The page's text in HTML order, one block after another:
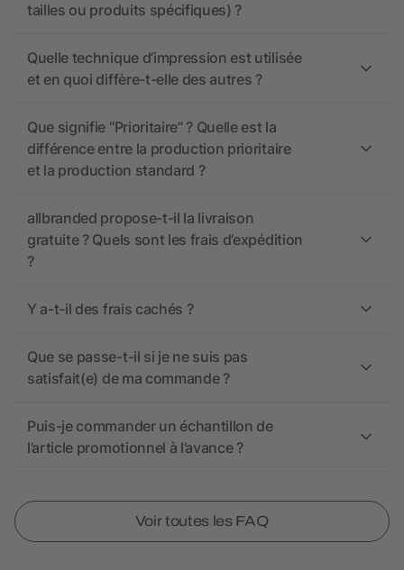
tailles ou produits spécifiques) ?
Quelle technique d’impression est utilisée
et en quoi diffère-t-elle des autres ?
Que signifie “Prioritaire” ? Quelle est la
différence entre la production prioritaire
et la production standard ?
allbranded propose-t-il la livraison
gratuite ? Quels sont les frais d’expédition
?
Y a-t-il des frais cachés ?
Que se passe-t-il si je ne suis pas
satisfait(e) de ma commande ?
Puis-je commander un échantillon de
l’article promotionnel à l’avance ?
Voir toutes les FAQ